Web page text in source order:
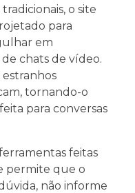
o site
para
em
chats de vídeo.
tornando-o
para conversas
feitas
permite que o
não informe